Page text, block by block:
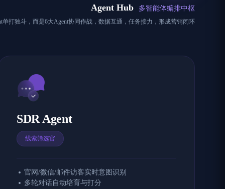
Agent Hub 多智能体编排中枢
单打独斗，而是6大Agent协同作战，数据互通，任务接力，形成营销闭环
SDR Agent
线索筛选官
官网/微信/邮件访客实时意图识别
多轮对话自动培育与打分